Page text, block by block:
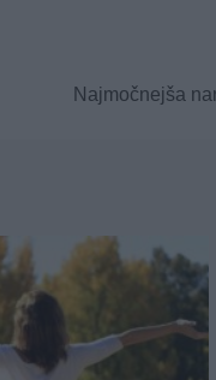
Najmočnejša